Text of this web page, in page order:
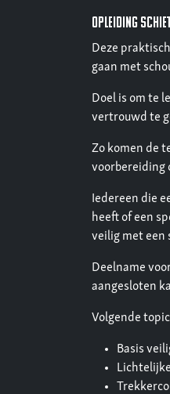
opleiding
Deze
gaan met
Doel is om te
vertrouwd te
Zo komen de
voorbereiding
Iedereen die
heeft of een
veilig met een
Deelname
aangesloten
Volgende
Basis